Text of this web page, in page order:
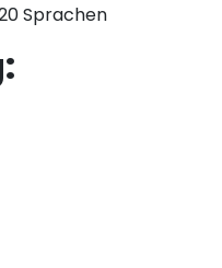
Sprachen